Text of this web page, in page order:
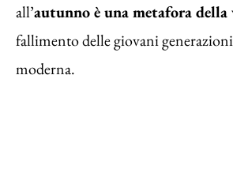
all’autunno è una metafora
fallimento delle giovani generazioni
moderna.